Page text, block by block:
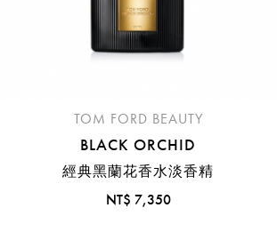
TOM FORD BEAUTY
BLACK ORCHID
經典黑蘭花香水淡香精
NT$ 7,350